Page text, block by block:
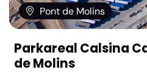
Pont de Molins
Parkareal Calsina
de Molins